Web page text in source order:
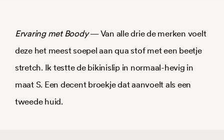
Ervaring met Boody— Van alle drie de merken voelt
deze het meest soepel aan qua stof met een beetje
stretch. Ik testte de bikinislip in normaal-hevig in
maat S. Een decent broekje dat aanvoelt als een
tweede huid.